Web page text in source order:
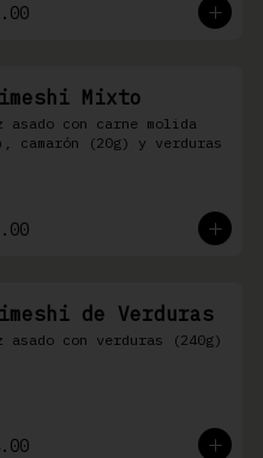
Mixto
asado con carne molida
camarón (20g) y verduras
de Verduras
asado con verduras (240g)